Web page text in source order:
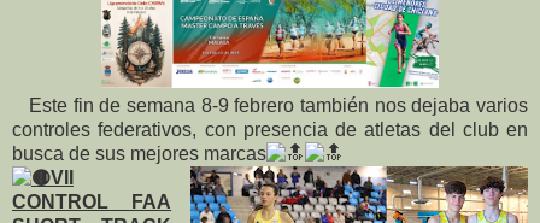
Este fin de semana 8-9 febrero también nos dejaba varios
controles federativos, con presencia de atletas del club en
busca de sus mejores marcas
VII
CONTROL FAA